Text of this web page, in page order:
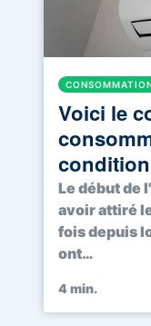
Voici le
Le début de
avoir attiré
fois depuis
ont…
4min.